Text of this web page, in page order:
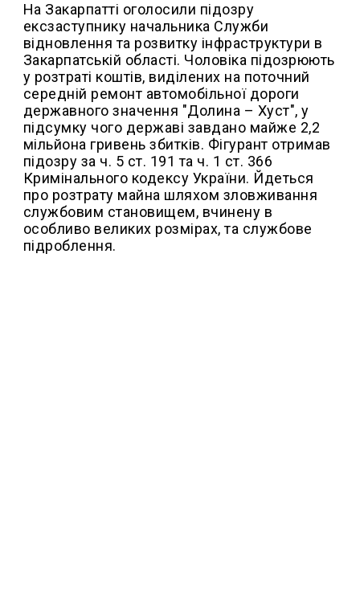
На Закарпатті оголосили підозру
ексзаступнику начальника Служби
відновлення та розвитку інфраструктури в
Закарпатській області. Чоловіка підозрюють
у розтраті коштів, виділених на поточний
середній ремонт автомобільної дороги
державного значення "Долина – Хуст", у
підсумку чого державі завдано майже 2,2
мільйона гривень збитків. Фігурант отримав
підозру за ч. 5 ст. 191 та ч. 1 ст. 366
Кримінального кодексу України. Йдеться
про розтрату майна шляхом зловживання
службовим становищем, вчинену в
особливо великих розмірах, та службове
підроблення.